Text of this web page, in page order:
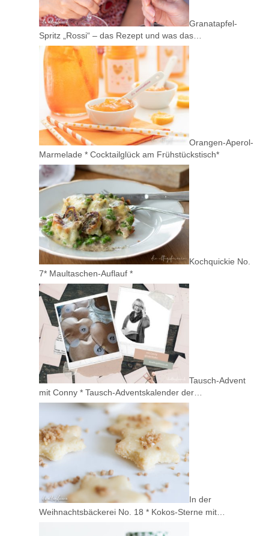
Granatapfel-
Spritz „Rossi“ – das Rezept und was das…
Orangen-Aperol-
Marmelade * Cocktailglück am Frühstückstisch*
Kochquickie No.
7* Maultaschen-Auflauf *
Tausch-Advent
mit Conny * Tausch-Adventskalender der…
In der
Weihnachtsbäckerei No. 18 * Kokos-Sterne mit…